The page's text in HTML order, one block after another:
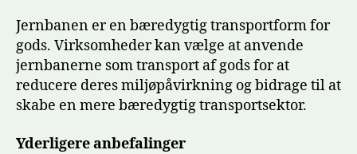
Jernbanen er en bæredygtig transportform for
gods. Virksomheder kan vælge at anvende
jernbanerne som transport af gods for at
reducere deres miljøpåvirkning og bidrage til at
skabe en mere bæredygtig transportsektor.
Yderligere anbefalinger